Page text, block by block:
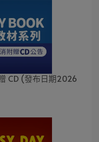
CD (發布日期2026